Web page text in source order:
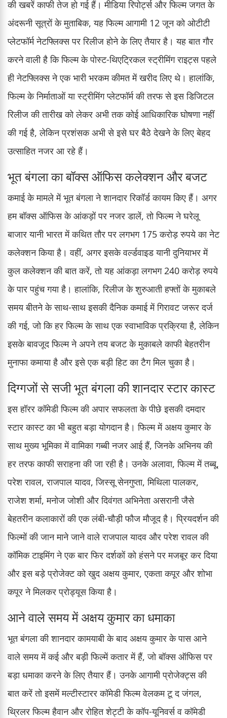
की खबरें काफी तेज हो गई हैं। मीडिया रिपोर्ट्स और फिल्म जगत के
अंदरूनी सूत्रों के मुताबिक, यह फिल्म आगामी 12 जून को ओटीटी
प्लेटफॉर्म नेटफ्लिक्स पर रिलीज होने के लिए तैयार है। यह बात गौर
करने वाली है कि फिल्म के पोस्ट-थिएट्रिकल स्ट्रीमिंग राइट्स पहले
ही नेटफ्लिक्स ने एक भारी भरकम कीमत में खरीद लिए थे। हालांकि,
फिल्म के निर्माताओं या स्ट्रीमिंग प्लेटफॉर्म की तरफ से इस डिजिटल
रिलीज की तारीख को लेकर अभी तक कोई आधिकारिक घोषणा नहीं
की गई है, लेकिन प्रशंसक अभी से इसे घर बैठे देखने के लिए बेहद
उत्साहित नजर आ रहे हैं।
भूत बंगला का बॉक्स ऑफिस कलेक्शन और बजट
कमाई के मामले में भूत बंगला ने शानदार रिकॉर्ड कायम किए हैं। अगर
हम बॉक्स ऑफिस के आंकड़ों पर नजर डालें, तो फिल्म ने घरेलू
बाजार यानी भारत में कथित तौर पर लगभग 175 करोड़ रुपये का नेट
कलेक्शन किया है। वहीं, अगर इसके वर्ल्डवाइड यानी दुनियाभर में
कुल कलेक्शन की बात करें, तो यह आंकड़ा लगभग 240 करोड़ रुपये
के पार पहुंच गया है। हालांकि, रिलीज के शुरुआती हफ्तों के मुकाबले
समय बीतने के साथ-साथ इसकी दैनिक कमाई में गिरावट जरूर दर्ज
की गई, जो कि हर फिल्म के साथ एक स्वाभाविक प्रक्रिया है, लेकिन
इसके बावजूद फिल्म ने अपने तय बजट के मुकाबले काफी बेहतरीन
मुनाफा कमाया है और इसे एक बड़ी हिट का टैग मिल चुका है।
दिग्गजों से सजी भूत बंगला की शानदार स्टार कास्ट
इस हॉरर कॉमेडी फिल्म की अपार सफलता के पीछे इसकी दमदार
स्टार कास्ट का भी बहुत बड़ा योगदान है। फिल्म में अक्षय कुमार के
साथ मुख्य भूमिका में वामिका गब्बी नजर आई हैं, जिनके अभिनय की
हर तरफ काफी सराहना की जा रही है। उनके अलावा, फिल्म में तब्बू,
परेश रावल, राजपाल यादव, जिस्सू सेनगुप्ता, मिथिला पालकर,
राजेश शर्मा, मनोज जोशी और दिवंगत अभिनेता असरानी जैसे
बेहतरीन कलाकारों की एक लंबी-चौड़ी फौज मौजूद है। प्रियदर्शन की
फिल्मों की जान माने जाने वाले राजपाल यादव और परेश रावल की
कॉमिक टाइमिंग ने एक बार फिर दर्शकों को हंसने पर मजबूर कर दिया
और इस बड़े प्रोजेक्ट को खुद अक्षय कुमार, एकता कपूर और शोभा
कपूर ने मिलकर प्रोड्यूस किया है।
आने वाले समय में अक्षय कुमार का धमाका
भूत बंगला की शानदार कामयाबी के बाद अक्षय कुमार के पास आने
वाले समय में कई और बड़ी फिल्में कतार में हैं, जो बॉक्स ऑफिस पर
बड़ा धमाका करने के लिए तैयार हैं। उनके आगामी प्रोजेक्ट्स की
बात करें तो इसमें मल्टीस्टारर कॉमेडी फिल्म वेलकम टू द जंगल,
थ्रिलर फिल्म हैवान और रोहित शेट्टी के कॉप-यूनिवर्स व कॉमेडी